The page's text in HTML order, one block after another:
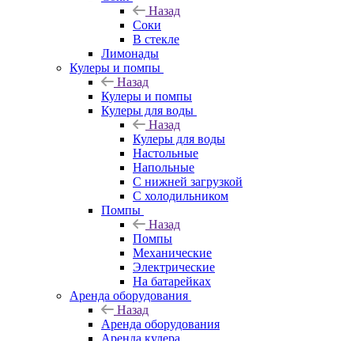
Назад
Соки
В стекле
Лимонады
Кулеры и помпы
Назад
Кулеры и помпы
Кулеры для воды
Назад
Кулеры для воды
Настольные
Напольные
С нижней загрузкой
С холодильником
Помпы
Назад
Помпы
Механические
Электрические
На батарейках
Аренда оборудования
Назад
Аренда оборудования
Аренда кулера